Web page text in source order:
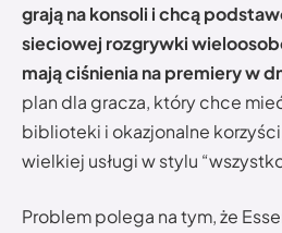
grają na konsoli i chcą
sieciowej rozgrywki
mają ciśnienia na premiery w
plan dla gracza, który chce
biblioteki i okazjonalne
wielkiej usługi w stylu
Problem polega na tym, że